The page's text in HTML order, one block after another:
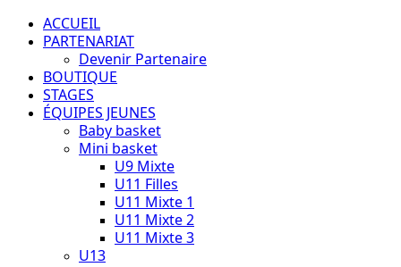
ACCUEIL
PARTENARIAT
Devenir Partenaire
BOUTIQUE
STAGES
ÉQUIPES JEUNES
Baby basket
Mini basket
U9 Mixte
U11 Filles
U11 Mixte 1
U11 Mixte 2
U11 Mixte 3
U13